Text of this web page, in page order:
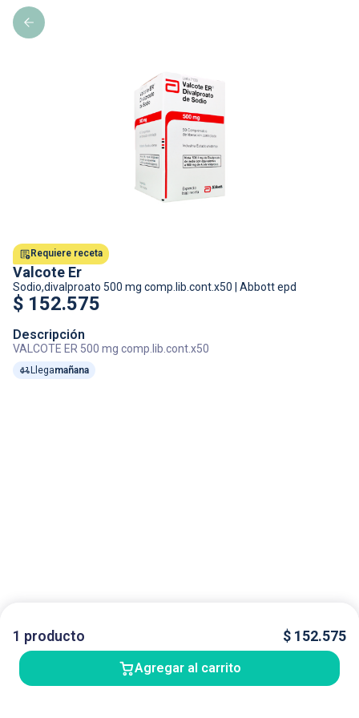
Requiere receta
Valcote Er
Sodio,divalproato 500 mg comp.lib.cont.x50 Abbott epd
$ 152.575
Descripción
VALCOTE ER 500 mg comp.lib.cont.x50
Llegamañana
1 producto $ 152.575
Agregar al carrito